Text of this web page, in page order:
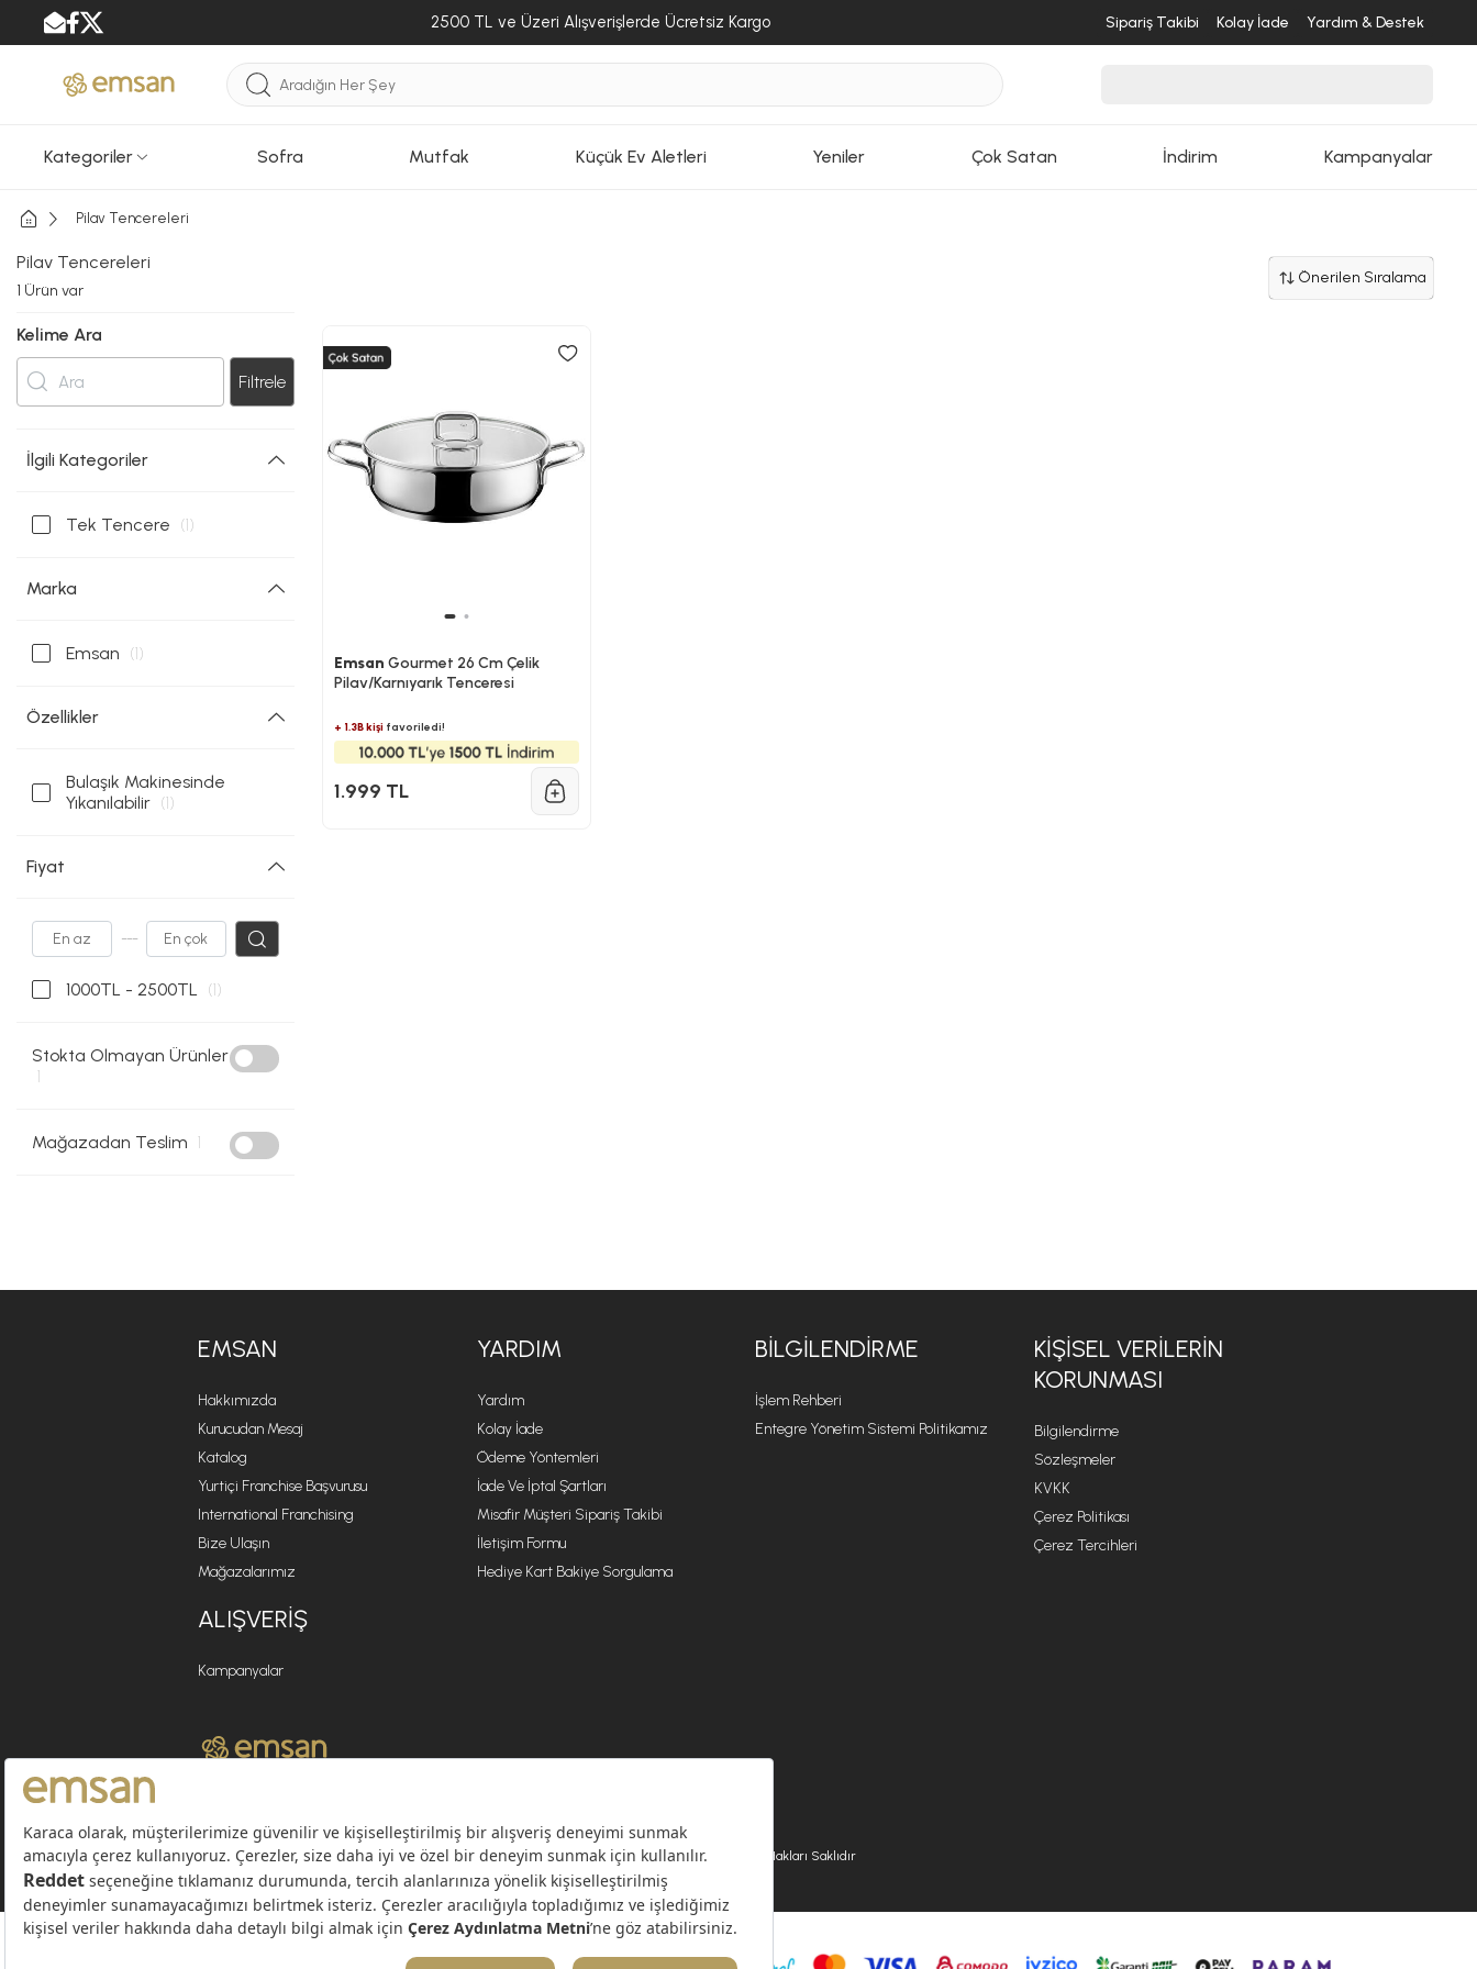
2500 TL ve Üzeri Alışverişlerde Ücretsiz Kargo Sipariş Takibi Kolay İade Yardım & Destek
Kategoriler Sofra Mutfak Küçük Ev Aletleri Yeniler Çok Satan İndirim Kampanyalar
Pilav Tencereleri
Pilav Tencereleri
1 Ürün var
Kelime Ara
Filtrele
İlgili Kategoriler
Tek Tencere (1)
Marka
Emsan (1)
Özellikler
Bulaşık Makinesinde
Yıkanılabilir (1)
Fiyat
---
1000TL - 2500TL (1)
Stokta Olmayan Ürünler
1
Mağazadan Teslim 1
Önerilen Sıralama
Emsan Gourmet 26 Cm Çelik
Pilav/Karnıyarık Tenceresi
+ 1.3B kişifavoriledi!
1.999 TL
EMSAN
Hakkımızda
Kurucudan Mesaj
Katalog
Yurtiçi Franchise Başvurusu
International Franchising
Bize Ulaşın
Mağazalarımız
YARDIM
Yardım
Kolay İade
Ödeme Yöntemleri
İade Ve İptal Şartları
Misafir Müşteri Sipariş Takibi
İletişim Formu
Hediye Kart Bakiye Sorgulama
BILGILENDIRME
İşlem Rehberi
Entegre Yönetim Sistemi Politikamız
KİŞİSEL VERİLERİN
KORUNMASI
Bilgilendirme
Sözleşmeler
KVKK
Çerez Politikası
Çerez Tercihleri
ALIŞVERIŞ
Kampanyalar
© 2026 EMSAN A.Ş. Tüm Hakları Saklıdır